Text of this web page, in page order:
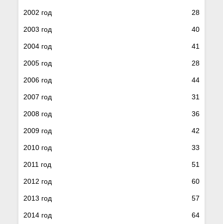
2002 год 28
2003 год 40
2004 год 41
2005 год 28
2006 год 44
2007 год 31
2008 год 36
2009 год 42
2010 год 33
2011 год 51
2012 год 60
2013 год 57
2014 год 64